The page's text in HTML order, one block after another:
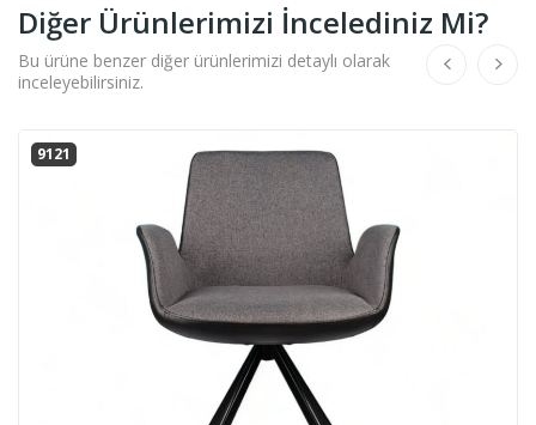
Diğer Ürünlerimizi İncelediniz Mi?
Bu ürüne benzer diğer ürünlerimizi detaylı olarak
inceleyebilirsiniz.
9121